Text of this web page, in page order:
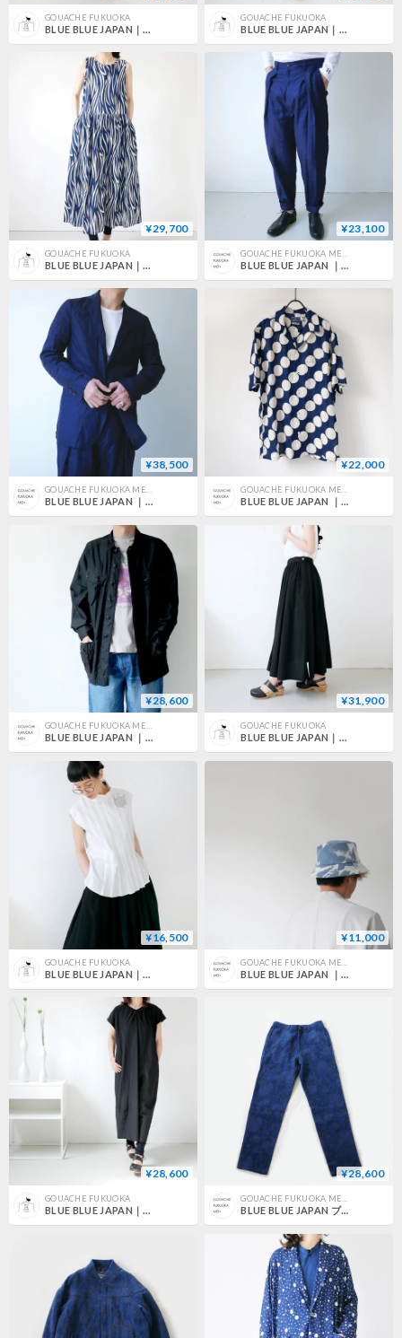
GOUACHE FUKUOKA
BLUE BLUE JAPAN｜ブルーブルージャパン｜インディゴガーゼ モクメバッセン リラックスパンツ｜NAVY｜700080087
GOUACHE FUKUOKA
BLUE BLUE JAPAN｜ブルーブルージャパン｜インディゴリネン レジメンドットバッセン ワンピース｜700080084
¥29,700
GOUACHE FUKUOKA
BLUE BLUE JAPAN｜ブルーブルージャパン｜インディゴガーゼ モクメバッセン プルオーバーワンピース｜NAVY｜700080088
¥23,100
BLUE BLUE JAPAN ｜ブルーブルージャパン｜インディゴリネン ルードパンツ｜INDIGO｜700080079
¥38,500
BLUE BLUE JAPAN ｜ブルーブルージャパン｜インディゴリネン2Bブレザー｜INDIGO｜700080075
¥22,000
BLUE BLUE JAPAN ｜ブルーブルージャパン｜インディゴリネンレジメントバッセンシャツ｜INDIGO｜700080075
¥28,600
GOUACHE FUKUOKA MEN'S
BLUE BLUE JAPAN ｜ブルーブルージャパン｜ブラックコットン コウミツドサテン トロピカルジャケット｜BLACK｜700077178
¥31,900
GOUACHE FUKUOKA
BLUE BLUE JAPAN｜ブルーブルージャパン｜ ウェイビーレーヨンスカート ｜SIZE M｜620100020｜BLACK
¥16,500
GOUACHE FUKUOKA
BLUE BLUE JAPAN｜ブルーブルージャパン｜バウンスブロード ハイネックスリーブ タックシャツ ｜700080007｜WHITE
¥11,000
BLUE BLUE JAPAN ｜ブルーブルージャパン｜アカミミデニム カゴバッセンウォーンアウト バケットハット｜BLUE｜700073627
¥28,600
GOUACHE FUKUOKA
BLUE BLUE JAPAN｜ブルーブルージャパン｜ ウェイビーレーヨン YAKKOワンピース｜SIZE1/2｜700079983
¥28,600
BLUE BLUE JAPAN ブルーブルージャパン | ブルーローズゴブラン テゾメサイドラインパンツ ｜J6260｜SIZEM｜